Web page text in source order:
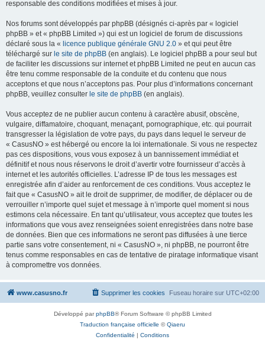
responsable des conditions modifiées et mises à jour.
Nos forums sont développés par phpBB (désignés ci-après par « logiciel
phpBB » et « phpBB Limited ») qui est un logiciel de forum de discussions
déclaré sous la « licence publique générale GNU 2.0 » et qui peut être
téléchargé sur le site de phpBB (en anglais). Le logiciel phpBB a pour seul but
de faciliter les discussions sur internet et phpBB Limited ne peut en aucun cas
être tenu comme responsable de la conduite et du contenu que nous
acceptons et que nous n’acceptons pas. Pour plus d’informations concernant
phpBB, veuillez consulter le site de phpBB (en anglais).
Vous acceptez de ne publier aucun contenu à caractère abusif, obscène,
vulgaire, diffamatoire, choquant, menaçant, pornographique, etc. qui pourrait
transgresser la législation de votre pays, du pays dans lequel le serveur de
« CasusNO » est hébergé ou encore la loi internationale. Si vous ne respectez
pas ces dispositions, vous vous exposez à un bannissement immédiat et
définitif et nous nous réservons le droit d’avertir votre fournisseur d’accès à
internet et les autorités officielles. L’adresse IP de tous les messages est
enregistrée afin d’aider au renforcement de ces conditions. Vous acceptez le
fait que « CasusNO » ait le droit de supprimer, de modifier, de déplacer ou de
verrouiller n’importe quel sujet et message à n’importe quel moment si nous
estimons cela nécessaire. En tant qu’utilisateur, vous acceptez que toutes les
informations que vous avez renseignées soient enregistrées dans notre base
de données. Bien que ces informations ne seront pas diffusées à une tierce
partie sans votre consentement, ni « CasusNO », ni phpBB, ne pourront être
tenus comme responsables en cas de tentative de piratage informatique visant
à compromettre vos données.
www.casusno.fr Fuseau horaire sur UTC+02:00
Supprimer les cookies
Développé parphpBB® Forum Software © phpBB Limited
Traduction française officielle ©Qiaeru
Confidentialité | Conditions